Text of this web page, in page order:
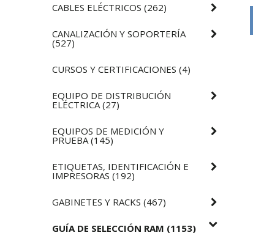
CABLES ELÉCTRICOS (262)
CANALIZACIÓN Y SOPORTERÍA
(527)
CURSOS Y CERTIFICACIONES (4)
EQUIPO DE DISTRIBUCIÓN
ELÉCTRICA (27)
EQUIPOS DE MEDICIÓN Y
PRUEBA (145)
ETIQUETAS, IDENTIFICACIÓN E
IMPRESORAS (192)
GABINETES Y RACKS (467)
GUÍA DE SELECCIÓN RAM (1153)